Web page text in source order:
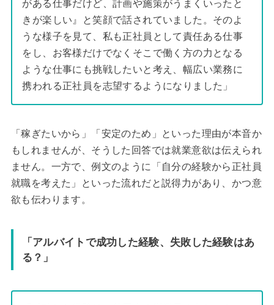
がある仕事だけど、計画や施策がうまくいったと
きが楽しい』と笑顔で話されていました。そのよ
うな様子を見て、私も正社員として責任ある仕事
をし、お客様だけでなくそこで働く方の力となる
ような仕事にも挑戦したいと考え、幅広い業務に
携われる正社員を志望するようになりました」
「稼ぎたいから」「安定のため」といった理由が本音か
もしれませんが、そうした回答では就業意欲は伝えられ
ません。一方で、例文のように「自分の経験から正社員
就職を考えた」といった流れだと説得力があり、かつ意
欲も伝わります。
「アルバイトで成功した経験、失敗した経験はあ
る？」